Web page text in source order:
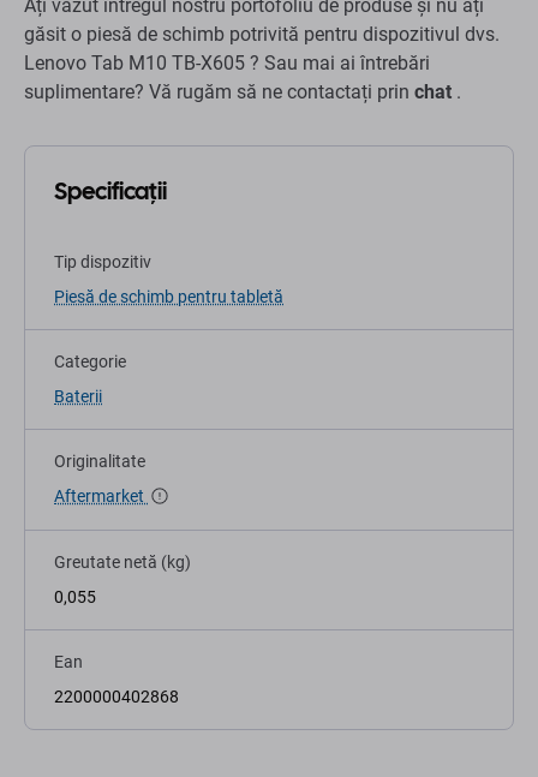
Ați văzut întregul nostru portofoliu de produse și nu ați
găsit o piesă de schimb potrivită pentru dispozitivul dvs.
Lenovo Tab M10 TB-X605 ? Sau mai ai întrebări
suplimentare? Vă rugăm să ne contactați prin chat .
Specificații
Tip dispozitiv
Piesă de schimb pentru tabletă
Categorie
Baterii
Originalitate
Aftermarket
Greutate netă (kg)
0,055
Ean
2200000402868